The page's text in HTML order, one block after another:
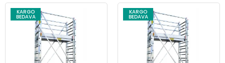
KARGO
BEDAVA
KARGO
BEDAVA